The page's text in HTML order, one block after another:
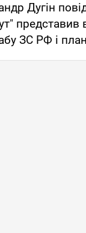
Дугін
представив
ЗС РФ і